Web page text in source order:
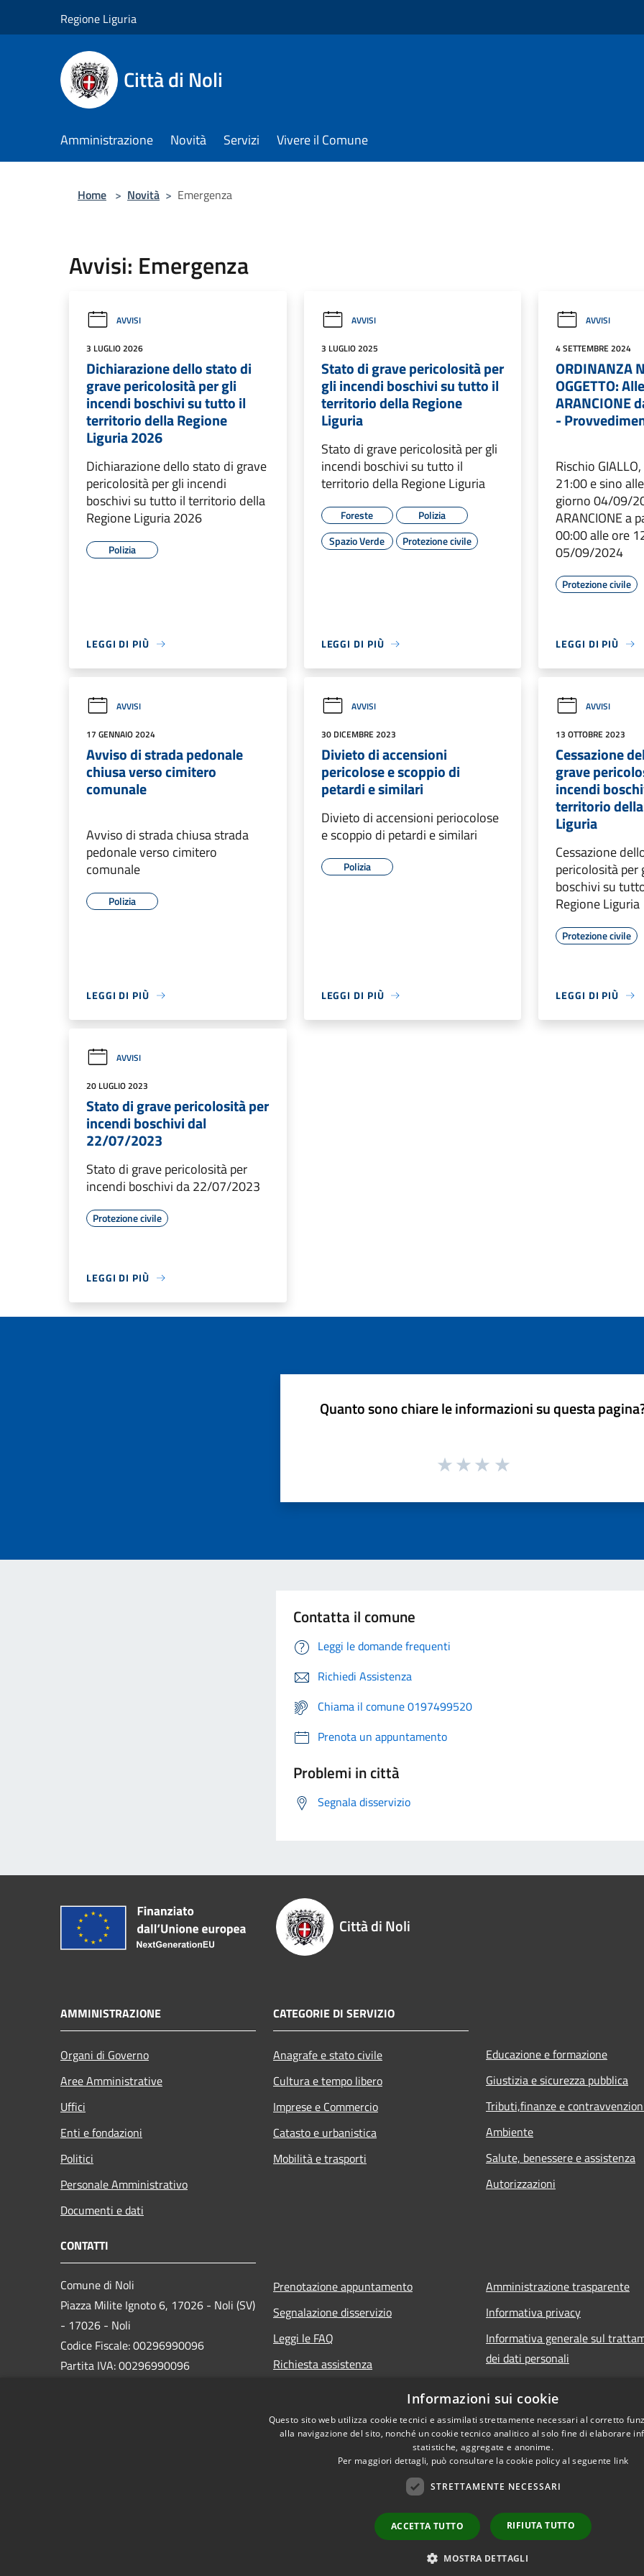
Regione Liguria
Città di Noli
Amministrazione Novità Servizi Vivere il Comune
Home > Novità > Emergenza
Avvisi: Emergenza
AVVISI
3 LUGLIO 2026
Dichiarazione dello stato di
grave pericolosità per gli
incendi boschivi su tutto il
territorio della Regione
Liguria 2026
Dichiarazione dello stato di grave
pericolosità per gli incendi
boschivi su tutto il territorio della
Regione Liguria 2026
Polizia
LEGGI DI PIÙ
AVVISI
3 LUGLIO 2025
Stato di grave pericolosità per
gli incendi boschivi su tutto il
territorio della Regione
Liguria
Stato di grave pericolosità per gli
incendi boschivi su tutto il
territorio della Regione Liguria
Foreste
Polizia
Spazio Verde
Protezione civile
LEGGI DI PIÙ
AVVISI
4 SETTEMBRE 2024
ORDINANZA
OGGETTO:
ARANCIONE
-
Rischio
21:00 e sino
giorno 04/09/
ARANCIONE a
00:00 alle ore
05/09/2024
Protezione civile
LEGGI DI PIÙ
AVVISI
17 GENNAIO 2024
Avviso di strada pedonale
chiusa verso cimitero
comunale
Avviso di strada chiusa strada
pedonale verso cimitero
comunale
Polizia
LEGGI DI PIÙ
AVVISI
30 DICEMBRE 2023
Divieto di accensioni
pericolose e scoppio di
petardi e similari
Divieto di accensioni periocolose
e scoppio di petardi e similari
Polizia
LEGGI DI PIÙ
AVVISI
13 OTTOBRE 2023
Cessazione
grave
incendi
territorio
Liguria
Cessazione
pericolosità per
boschivi su
Regione Liguria
Protezione civile
LEGGI DI PIÙ
AVVISI
20 LUGLIO 2023
Stato di grave pericolosità per
incendi boschivi dal
22/07/2023
Stato di grave pericolosità per
incendi boschivi da 22/07/2023
Protezione civile
LEGGI DI PIÙ
Quanto sono chiare le informazioni su questa
Contatta il comune
Leggi le domande frequenti
Richiedi Assistenza
Chiama il comune 0197499520
Prenota un appuntamento
Problemi in città
Segnala disservizio
Città di Noli
AMMINISTRAZIONE
Organi di Governo
Aree Amministrative
Uffici
Enti e fondazioni
Politici
Personale Amministrativo
Documenti e dati
CATEGORIE DI SERVIZIO
Anagrafe e stato civile
Cultura e tempo libero
Imprese e Commercio
Catasto e urbanistica
Mobilità e trasporti
Educazione e formazione
Giustizia e sicurezza pubblica
Tributi,finanze e
Ambiente
Salute, benessere e assistenza
Autorizzazioni
CONTATTI
Comune di Noli
Piazza Milite Ignoto 6, 17026 - Noli (SV)
- 17026 - Noli
Codice Fiscale: 00296990096
Partita IVA: 00296990096
Prenotazione appuntamento
Segnalazione disservizio
Leggi le FAQ
Richiesta assistenza
Amministrazione trasparente
Informativa privacy
Informativa generale sul
dei dati personali
Amministrazione
Informazioni sui cookie
Questo sito web utilizza cookie tecnici e assimilati strettamente necessari al corretto
alla navigazione del sito, nonché un cookie tecnico analitico al solo fine di elaborare
statistiche, aggregate e anonime.
Per maggiori dettagli, può consultare la cookie policy al seguente link
STRETTAMENTE NECESSARI
ACCETTA TUTTO RIFIUTA TUTTO
MOSTRA DETTAGLI